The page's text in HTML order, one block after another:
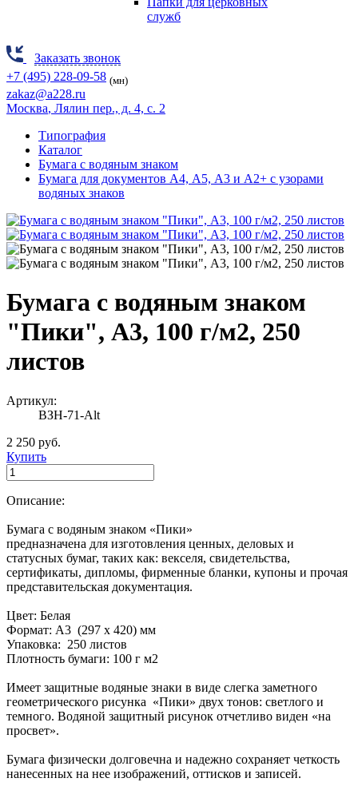
служб
Заказать звонок
+7 (495) 228-09-58 (мн)
zakaz@a228.ru
Москва, Лялин пер., д. 4, с. 2
Типография
Каталог
Бумага с водяным знаком
Бумага для документов А4, А5, А3 и А2+ с узорами
водяных знаков
Бумага с водяным знаком
"Пики", А3, 100 г/м2, 250
листов
Артикул:
ВЗН-71-Alt
2 250 руб.
Купить
Описание:
Бумага с водяным знаком «Пики»
предназначена для изготовления ценных, деловых и
статусных бумаг, таких как: векселя, свидетельства,
сертификаты, дипломы, фирменные бланки, купоны и прочая
представительская документация.
Цвет: Белая
Формат: А3 (297 х 420) мм
Упаковка: 250 листов
Плотность бумаги: 100 г м2
Имеет защитные водяные знаки в виде слегка заметного
геометрического рисунка «Пики» двух тонов: светлого и
темного. Водяной защитный рисунок отчетливо виден «на
просвет».
Бумага физически долговечна и надежно сохраняет четкость
нанесенных на нее изображений, оттисков и записей.